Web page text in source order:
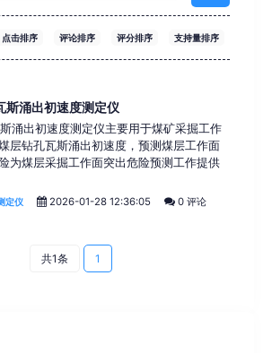
点击排序 评论排序 评分排序 支持量排序
斯涌出初速度测定仪
涌出初速度测定仪主要用于煤矿采掘工作
层钻孔瓦斯涌出初速度，预测煤层工作面
为煤层采掘工作面突出危险预测工作提供
定仪 2026-01-28 12:36:05
0 评论
共1条 1